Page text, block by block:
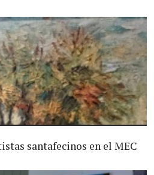
santafecinos en el MEC